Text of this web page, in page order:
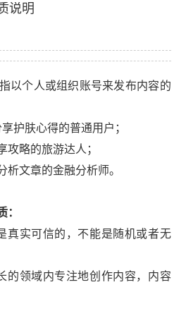
说明
以个人或组织账号来发布内容的
护肤心得的普通用户；
的旅游达人；
章的金融分析师。
：
真实可信的，不能是随机或者无
的领域内专注地创作内容，内容